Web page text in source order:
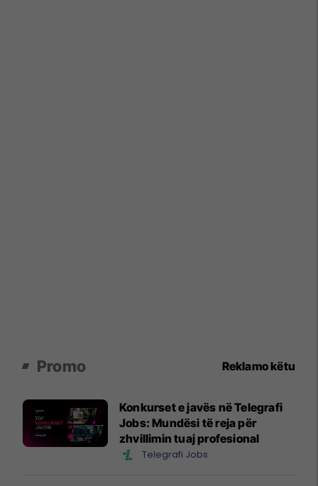
Promo Reklamo këtu
Konkurset e javës në Telegrafi
Jobs: Mundësi të reja për
zhvillimin tuaj profesional
Telegrafi Jobs